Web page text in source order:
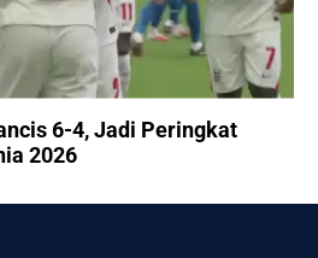
6-4, Jadi Peringkat
2026